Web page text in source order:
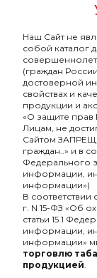
Хулиган
(БА), 200
Бренд-
Страна-
Граммовка, г
Крепость -
Основа
Линейка-
Состав
Разборный
безнал-Да
Наш Сайт не
собой каталог
(граждан
достоверной
свойствах и
продукции и
«О защите прав
Лицам, не
Сайтом
граждан..» и в
Федерального
информации,
информации»)
В
г. N 15-ФЗ «Об
статьи 15.1
информации,
информации»
торговлю
продукцией